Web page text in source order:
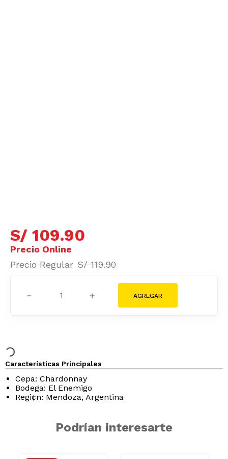
S/ 109.90
S/ 119.90
＋
－
Características Principales
Cepa: Chardonnay
Bodega: El Enemigo
Regi¢n: Mendoza, Argentina
Podrían interesarte